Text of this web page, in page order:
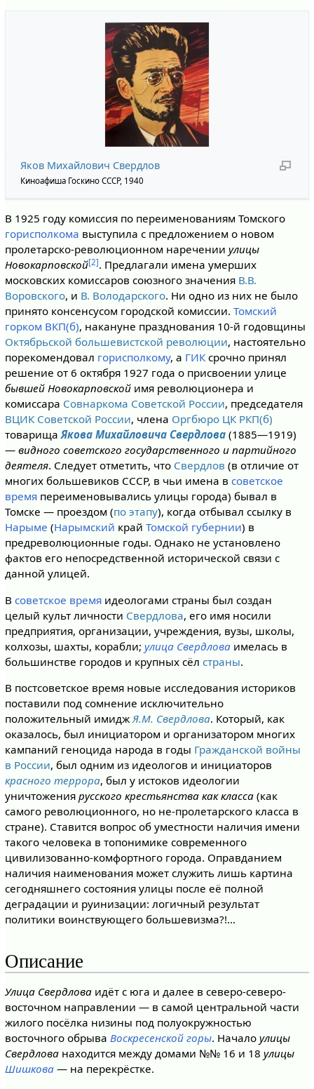
Яков Михайлович Свердлов
Киноафиша Госкино СССР, 1940
В 1925 году комиссия по переименованиям Томского
горисполкома выступила с предложением о новом
пролетарско-революционном наречении улицы
Новокарповской[2]. Предлагали имена умерших
московских комиссаров союзного значения В.В.
Воровского, и В. Володарского. Ни одно из них не было
принято консенсусом городской комиссии. Томский
горком ВКП(б), накануне празднования 10-й годовщины
Октябрьской большевистской революции, настоятельно
порекомендовал горисполкому, а ГИКсрочно принял
решение от 6 октября 1927 года о присвоении улице
бывшей Новокарповскойимя революционера и
комиссара Совнаркома Советской России, председателя
ВЦИК Советской России, члена Оргбюро ЦК РКП(б)
товарищаЯкова Михайловича Свердлова(1885—1919)
— видного советского государственного и партийного
деятеля. Следует отметить, что Свердлов (в отличие от
многих большевиков СССР, в чьи имена в советское
времяпереименовывались улицы города) бывал в
Томске — проездом (по этапу), когда отбывал ссылку в
Нарыме (Нарымский край Томской губернии) в
предреволюционные годы. Однако не установлено
фактов его непосредственной исторической связи с
данной улицей.
В советское времяидеологами страны был создан
целый культ личности Свердлова, его имя носили
предприятия, организации, учреждения, вузы, школы,
колхозы, шахты, корабли; улица Свердловаимелась в
большинстве городов и крупных сёл страны.
В постсоветское время новые исследования историков
поставили под сомнение исключительно
положительный имидж Я.М. Свердлова. Который, как
оказалось, был инициатором и организатором многих
кампаний геноцида народа в годы Гражданской войны
в России, был одним из идеологов и инициаторов
красного террора, был у истоков идеологии
уничтожения русского крестьянства как класса(как
самого революционного, но не-пролетарского класса в
стране). Ставится вопрос об уместности наличия имени
такого человека в топонимике современного
цивилизованно-комфортного города. Оправданием
наличия наименования может служить лишь картина
сегодняшнего состояния улицы после её полной
деградации и руинизации: логичный результат
политики воинствующего большевизма?!…
Описание
Улица Свердловаидёт с юга и далее в северо-северо-
восточном направлении — в самой центральной части
жилого посёлка низины под полуокружностью
восточного обрыва Воскресенской горы. Начало улицы
Свердлованаходится между домами №№ 16 и 18 улицы
Шишкова— на перекрёстке.